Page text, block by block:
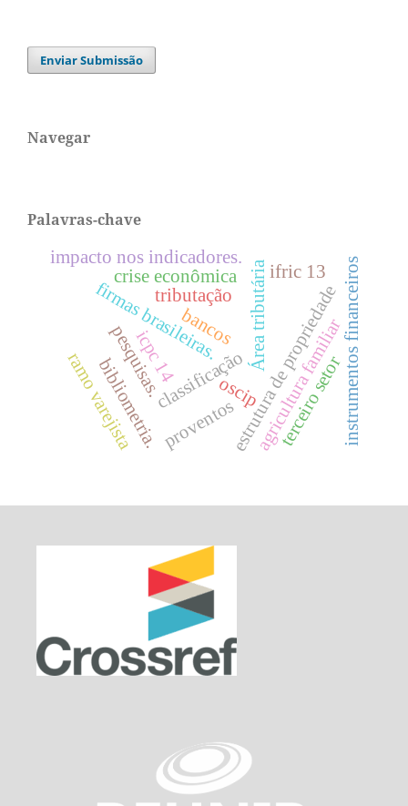
Enviar Submissão
Navegar
Palavras-chave
classificação
Área tributária
tributaçãoestrutura de propriedade
firmas brasileiras. agricultura familiar
bibliometria.
bancos
crise econômica
impacto nos indicadores. instrumentos financeiros
pesquisas. terceiro setor
oscip
ramo varejista
ifric 13
icpc 14
proventos